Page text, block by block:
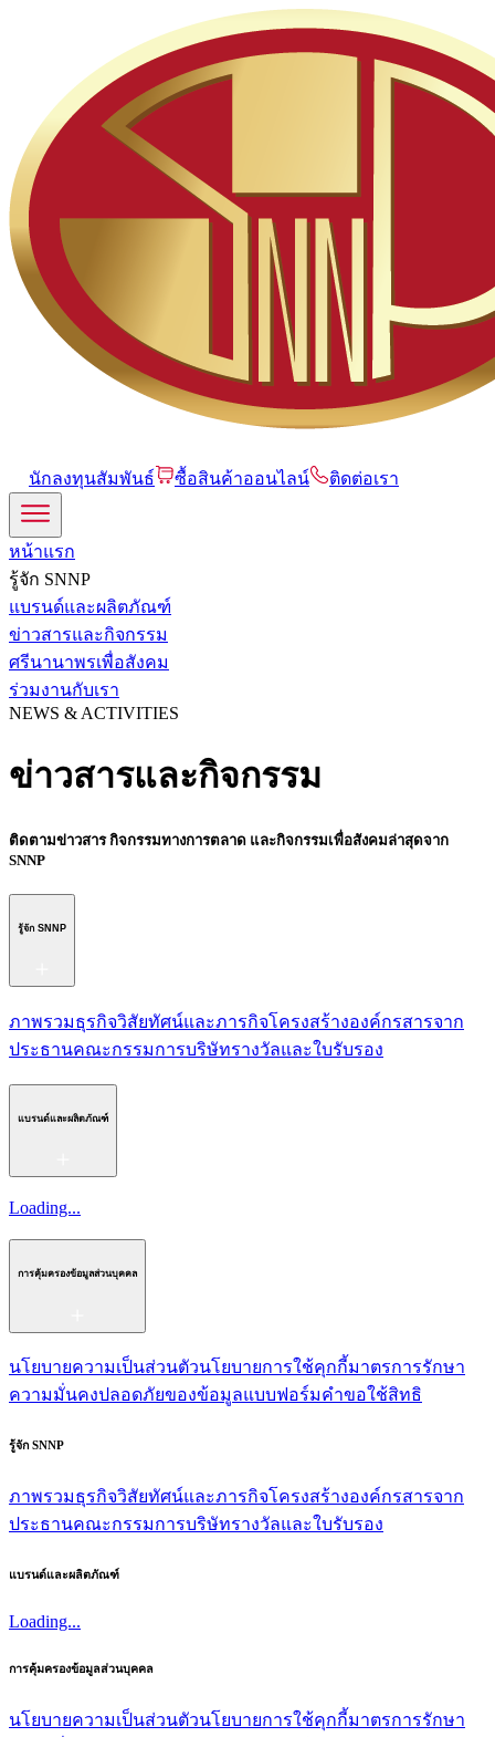
นักลงทุนสัมพันธ์ ซื้อสินค้าออนไลน์ ติดต่อเรา
หน้าแรก
รู้จัก SNNP
แบรนด์และผลิตภัณฑ์
ข่าวสารและกิจกรรม
ศรีนานาพรเพื่อสังคม
ร่วมงานกับเรา
NEWS & ACTIVITIES
ข่าวสารและกิจกรรม
ติดตามข่าวสาร กิจกรรมทางการตลาด และกิจกรรมเพื่อสังคมล่าสุดจาก
SNNP
รู้จัก SNNP
ภาพรวมธุรกิจวิสัยทัศน์และภารกิจโครงสร้างองค์กรสารจาก
ประธานคณะกรรมการบริษัทรางวัลและใบรับรอง
แบรนด์และผลิตภัณฑ์
Loading...
การคุ้มครองข้อมูลส่วนบุคคล
นโยบายความเป็นส่วนตัวนโยบายการใช้คุกกี้มาตรการรักษา
ความมั่นคงปลอดภัยของข้อมูลแบบฟอร์มคำขอใช้สิทธิ
รู้จัก SNNP
ภาพรวมธุรกิจวิสัยทัศน์และภารกิจโครงสร้างองค์กรสารจาก
ประธานคณะกรรมการบริษัทรางวัลและใบรับรอง
แบรนด์และผลิตภัณฑ์
Loading...
การคุ้มครองข้อมูลส่วนบุคคล
นโยบายความเป็นส่วนตัวนโยบายการใช้คุกกี้มาตรการรักษา